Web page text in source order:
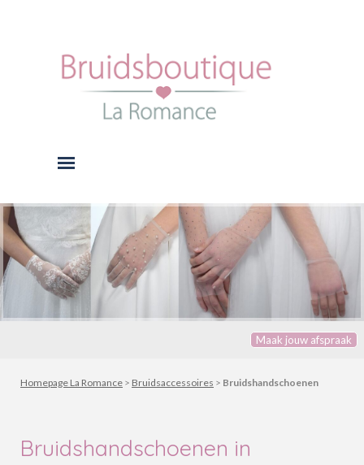
Menu overslaan
Maak jouw afspraak
Homepage La Romance > Bruidsaccessoires > Bruidshandschoenen
Bruidshandschoenen in